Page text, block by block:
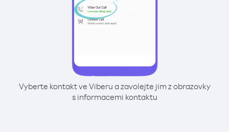
Vyberte kontakt ve Viberu a zavolejte jim z obrazovky
s informacemi kontaktu